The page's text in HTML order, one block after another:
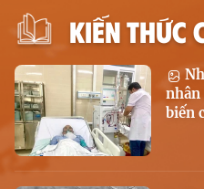
KIẾN THỨC
nhân
biến